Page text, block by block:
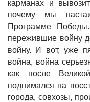
карманах и
почему мы
Программе
пережившие войну
войну. И вот, уже
война, война
как после
поднимался на
города, совхозы,